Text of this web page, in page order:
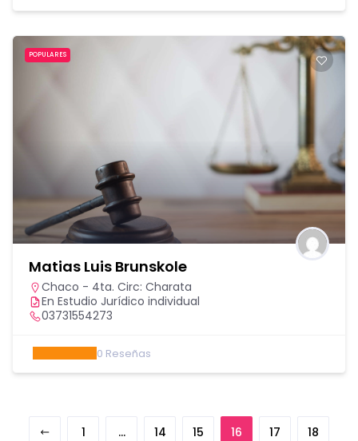
POPULARES
Matias Luis Brunskole
Chaco - 4ta. Circ: Charata
En Estudio Jurídico individual
03731554273
0 Reseñas
1 … 14 15 16 17 18